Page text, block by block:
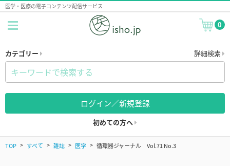
医学・医療の電子コンテンツ配信サービス
0
カテゴリー 詳細検索
ログイン／新規登録
初めての方へ
TOP すべて 雑誌 医学 循環器ジャーナル Vol.71 No.3